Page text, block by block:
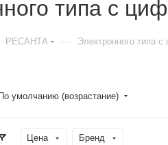
типа с
РЕСАНТА — Электронного типа
По умолчанию (возрастание)
Цена Бренд